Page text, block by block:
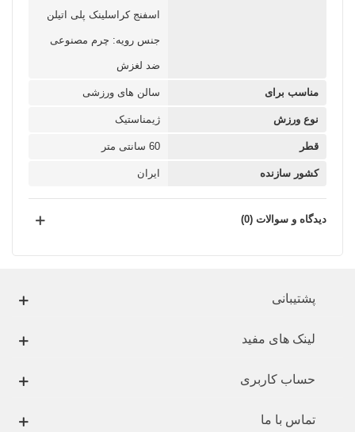
اسفنج کراسلینک پلی اتیلن
جنس رویه: چرم مصنوعی
ضد لغزش
مناسب برای سالن های ورزشی
نوع ورزش ژیمناستیک
قطر 60 سانتی متر
کشور سازنده ایران
دیدگاه و سوالات (0)
پشتیبانی
لینک های مفید
حساب کاربری
تماس با ما